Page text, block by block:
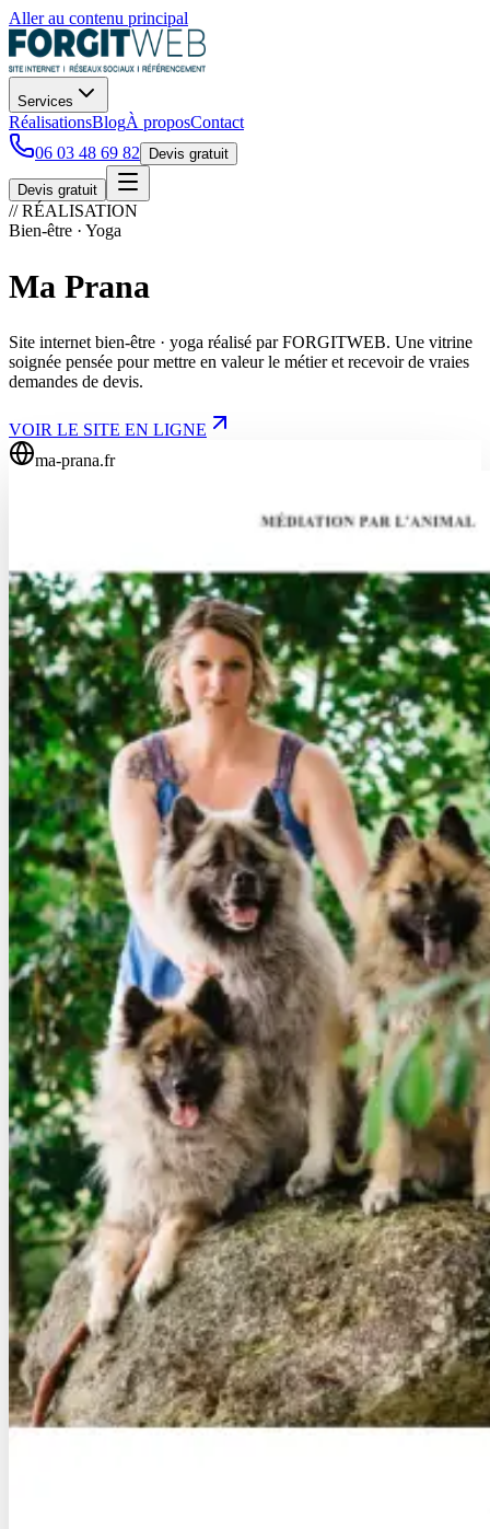
Aller au contenu principal
Services
RéalisationsBlogÀ proposContact
06 03 48 69 82
Devis gratuit
Devis gratuit
// RÉALISATION
Bien-être · Yoga
Ma Prana
Site internet bien-être · yoga réalisé par FORGITWEB. Une vitrine
soignée pensée pour mettre en valeur le métier et recevoir de vraies
demandes de devis.
VOIR LE SITE EN LIGNE
ma-prana.fr